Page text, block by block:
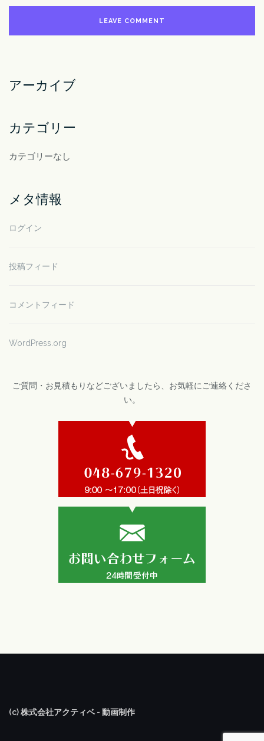
アーカイブ
カテゴリー
カテゴリーなし
メタ情報
ログイン
投稿フィード
コメントフィード
WordPress.org
ご質問・お見積もりなどございましたら、お気軽にご連絡くださ
い。
(c) 株式会社アクティベ - 動画制作